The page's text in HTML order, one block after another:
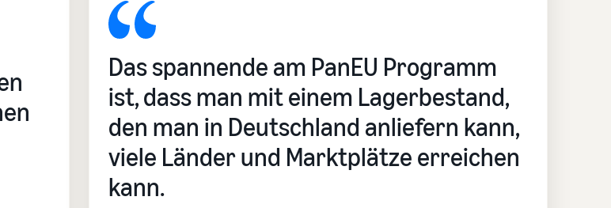
Das spannende am PanEU Programm
ist, dass man mit einem Lagerbestand,
den man in Deutschland anliefern kann,
viele Länder und Marktplätze erreichen
kann.